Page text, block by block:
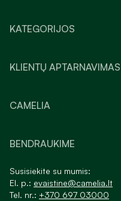
KATEGORIJOS
KLIENTŲ APTARNAVIMAS
CAMELIA
BENDRAUKIME
Susisiekite su mumis:
El. p.: evaistine@camelia.lt
Tel. nr.: +370 697 03000